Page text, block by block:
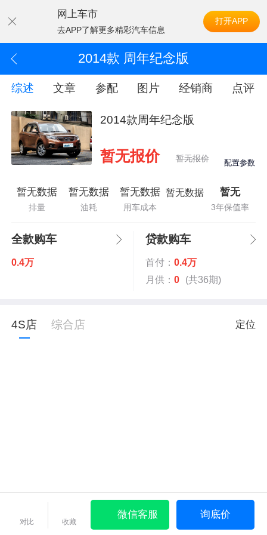
网上车市
去APP了解更多精彩汽车信息
打开APP
2014款 周年纪念版
综述 文章 参配 图片 经销商 点评
2014款周年纪念版
暂无报价 暂无报价 配置参数
暂无数据
排量
暂无数据
油耗
暂无数据
用车成本
暂无数据 暂无
3年保值率
全款购车
0.4万
贷款购车
首付： 0.4万
月供： 0 (共36期)
4S店 综合店 定位
对比 收藏
微信客服 询底价